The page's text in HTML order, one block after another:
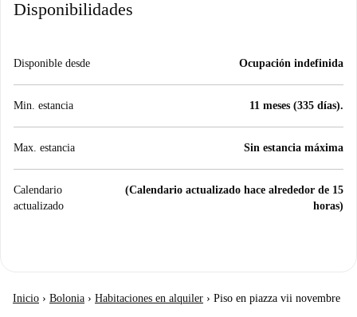
Disponibilidades
Disponible desde Ocupación indefinida
Min. estancia 11 meses (335 días).
Max. estancia Sin estancia máxima
Calendario
actualizado
(Calendario actualizado hace alrededor de 15
horas)
Inicio › Bolonia › Habitaciones en alquiler › Piso en piazza vii novembre